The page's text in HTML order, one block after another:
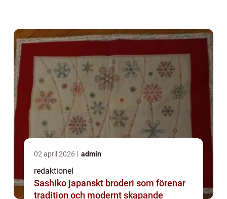
02 april 2026 admin
redaktionel
Sashiko japanskt broderi som förenar
tradition och modernt skapande